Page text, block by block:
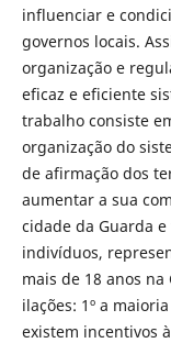
influenciar e
governos locais.
organização e
eficaz e eficiente
trabalho consiste
organização do
de afirmação dos
aumentar a sua
cidade da Guarda
indivíduos,
mais de 18 anos
ilações: 1º a
existem incentivos